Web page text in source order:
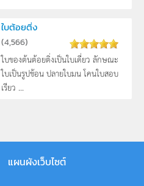
ใบต้อยติ่ง
(4,566)
ใบของต้นต้อยติ่งเป็นใบเดี่ยว ลักษณะ
ใบเป็นรูปช้อน ปลายใบมน โคนใบสอบ
เรียว ...
แผนผังเว็บไซต์